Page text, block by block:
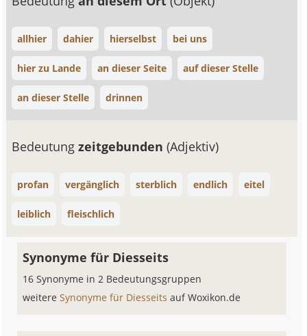
allhier dahier hierselbst bei uns
hier zu Lande an dieser Seite auf dieser Stelle
an dieser Stelle drinnen
Bedeutungzeitgebunden(Adjektiv)
profan vergänglich sterblich endlich eitel
leiblich fleischlich
Synonyme für Diesseits
16 Synonyme in 2 Bedeutungsgruppen
weitereSynonyme für Diesseitsauf Woxikon.de